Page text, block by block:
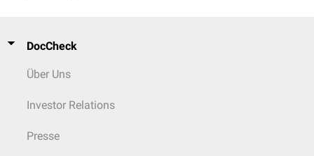
DocCheck
Über Uns
Investor Relations
Presse